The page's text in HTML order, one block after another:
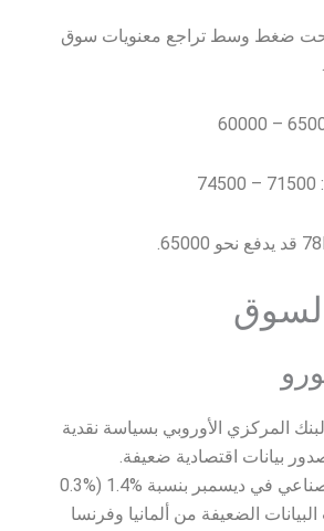
تحت ضغط وسط تراجع معنويات سوق
المركزي الأوروبي بسياسة نقدية
بيانات اقتصادية ضعيفة.
انخفض الإنتاج الصناعي في ديسمبر بنسبة ‎1.4%‎ (‎0.3%‎
الضعيفة من ألمانيا وفرنسا